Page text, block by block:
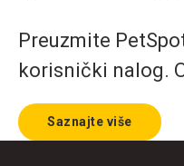
Preuzmite
korisnički nalog.
Saznajte više